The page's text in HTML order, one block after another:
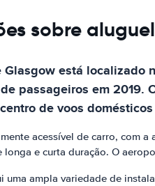
sobre
está localizado
passageiros em 2019.
de voos
acessível de carro, com
longa e curta duração. O
uma ampla variedade de